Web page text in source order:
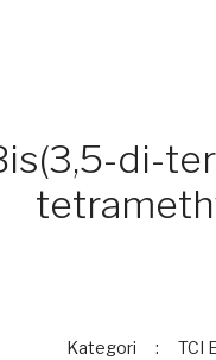
di-
Kategori
TCI